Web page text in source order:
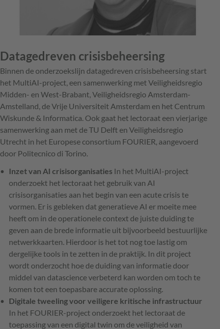
Datagedreven crisisbeheersing
Binnen de onderzoekslijn datagedreven crisisbeheersing start
het MultiAI-project, een samenwerking met Veiligheidsregio
Midden- en West-Brabant, Veiligheidsregio Amsterdam-
Amstelland, de Vrije Universiteit Amsterdam en het Centrum
Wiskunde & Informatica. Ook gaat het lectoraat een vierjarige
samenwerking aan met de TU Delft en Veiligheidsregio
Utrecht in het Europese consortium FOURIER, aangevoerd
door Politecnico di Torino.
Inzet van AI crisisorganisaties In het MultiAI-project
onderzoekt het lectoraat het gebruik van AI
crisisorganisaties aan het begin van een acute crisis te
vormen. Er is gebleken dat generatieve AI er moeite mee
heeft om in de operationele context de juiste duiding te
geven aan de brede informatie uit bijvoorbeeld bestuurlijke
netwerkkaarten. Hierdoor is het tot nog toe lastig om
dergelijke tools in te zetten in de praktijk. In dit project
wordt onderzocht hoe de duiding van informatie door
middel van datascience verbeterd kan worden om toch te
komen tot een toepasbare accurate oplossing.
Digitale tweeling voor veiligere kritische infrastructuur
In het FOURIER-project onderzoekt het lectoraat de
toepassing van een digital twin om de veiligheid van